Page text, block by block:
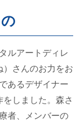
ルアートディレ
）さんのお力をお
あるデザイナー
しました。森さ
者、メンバーの